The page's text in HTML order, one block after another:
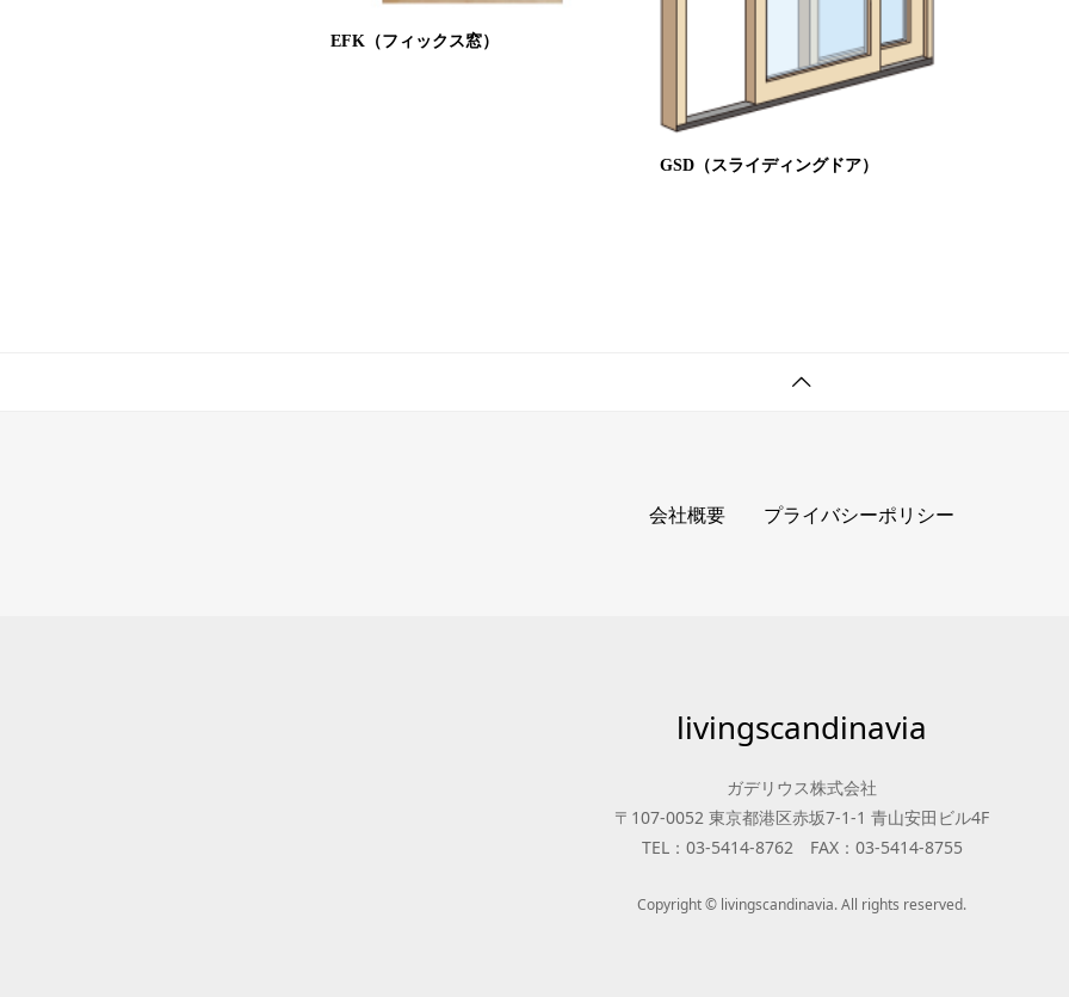
EFK（フィックス窓）
GSD（スライディングドア）
会社概要 プライバシーポリシー
livingscandinavia
ガデリウス株式会社
〒107-0052 東京都港区赤坂7-1-1 青山安田ビル4F
TEL：03-5414-8762 FAX：03-5414-8755
Copyright © livingscandinavia. All rights reserved.